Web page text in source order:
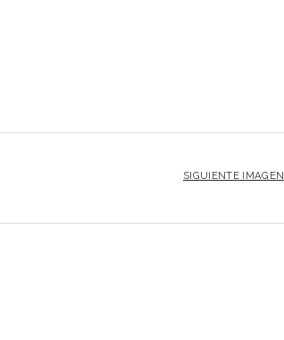
SIGUIENTE IMAGEN